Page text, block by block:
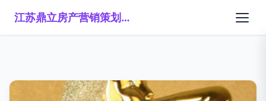
江苏鼎立房产营销策划有限公司